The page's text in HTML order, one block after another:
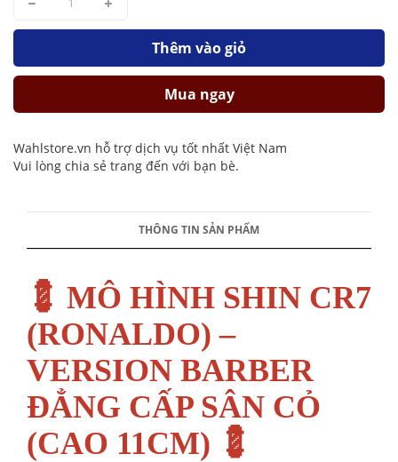
Thêm vào giỏ
Mua ngay
Wahlstore.vn hỗ trợ dịch vụ tốt nhất Việt Nam
Vui lòng chia sẻ trang đến với bạn bè.
THÔNG TIN SẢN PHẨM
💈 MÔ HÌNH SHIN CR7
(RONALDO) –
VERSION BARBER
ĐẲNG CẤP SÂN CỎ
(CAO 11CM) 💈